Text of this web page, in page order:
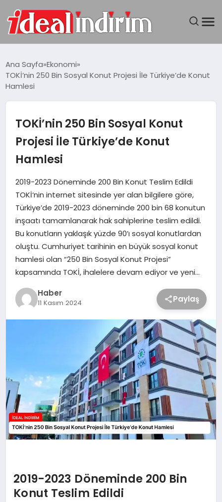
BILGISAYAR
TEKNOLOJI
YAŞAM
Ana Sayfa Ekonomi
TOKİ’nin 250 Bin Sosyal Konut Projesi İle Türkiye’de Konut
Hamlesi
TOKİ’nin 250 Bin Sosyal Konut
Projesi İle Türkiye’de Konut
Hamlesi
2019-2023 Döneminde 200 Bin Konut Teslim Edildi
TOKİ‘nin internet sitesinde yer alan bilgilere göre,
Türkiye’de 2019-2023 döneminde 200 bin 68 konutun
inşaatı tamamlanarak hak sahiplerine teslim edildi.
Bu konutların yaklaşık yüzde 90’ı sosyal konutlardan
oluştu. Cumhuriyet tarihinin en büyük sosyal konut
hamlesi olan “250 Bin Sosyal Konut Projesi”
kapsamında TOKİ, ihalelere devam ediyor ve yeni…
Haber
11 Kasım 2024 Paylaş
2019-2023 Döneminde 200 Bin
Konut Teslim Edildi